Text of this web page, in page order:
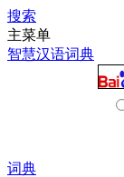
搜索
主菜单
智慧汉语词典
词典